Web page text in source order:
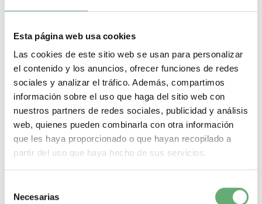
Esta página web usa cookies
Las cookies de este sitio web se usan para personalizar
el contenido y los anuncios, ofrecer funciones de redes
sociales y analizar el tráfico. Además, compartimos
información sobre el uso que haga del sitio web con
nuestros partners de redes sociales, publicidad y análisis
web, quienes pueden combinarla con otra información
que les haya proporcionado o que hayan recopilado a
partir del uso que haya hecho de sus servicios.
Necesarias
Comprar